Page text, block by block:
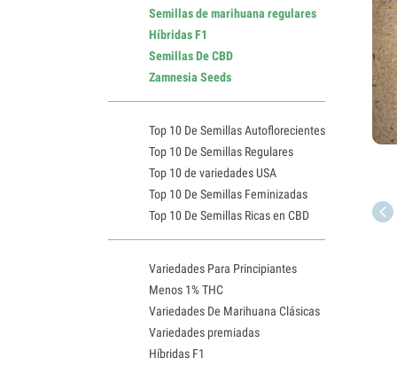
Semillas de marihuana regulares
Híbridas F1
Semillas De CBD
Zamnesia Seeds
Top 10 De Semillas Autoflorecientes
Top 10 De Semillas Regulares
Top 10 de variedades USA
Top 10 De Semillas Feminizadas
Top 10 De Semillas Ricas en CBD
Variedades Para Principiantes
Menos 1% THC
Variedades De Marihuana Clásicas
Variedades premiadas
Híbridas F1